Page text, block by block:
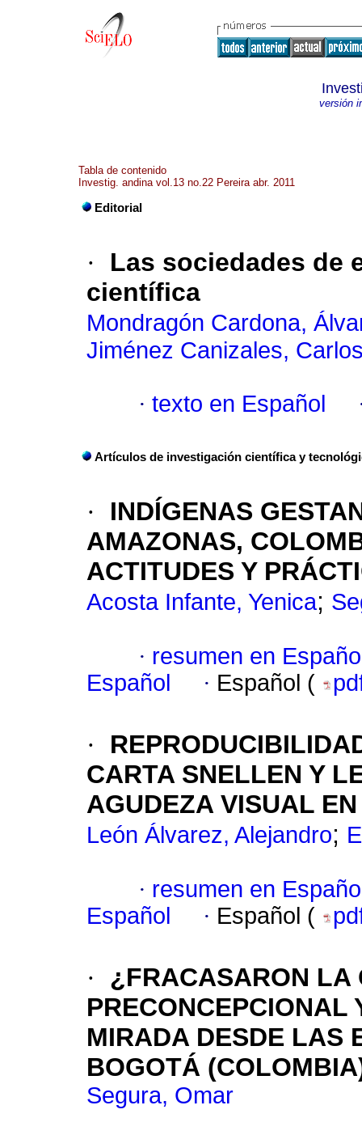
versión
Tabla de contenido
Investig. andina vol.13 no.22 Pereira abr. 2011
Editorial
·
Las sociedades de
científica
Mondragón Cardona,
Jiménez Canizales,
· texto en Español
Artículos de investigación científica y
·
INDÍGENAS
AMAZONAS,
ACTITUDES Y
Acosta Infante, Yenica;
· resumen en
Español
· Español (
·
CARTA SNELLEN Y
AGUDEZA VISUAL
León Álvarez, Alejandro;
· resumen en
Español
· Español (
·
¿FRACASARON LA
PRECONCEPCIONAL
MIRADA DESDE LAS
BOGOTÁ
Segura, Omar